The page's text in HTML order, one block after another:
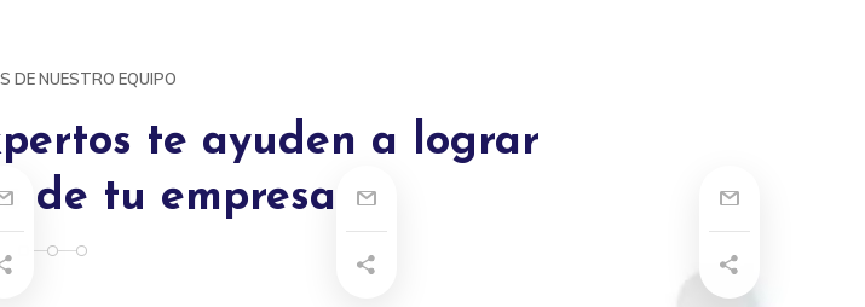
DE NUESTRO EQUIPO
te ayuden a lograr
de tu empresa